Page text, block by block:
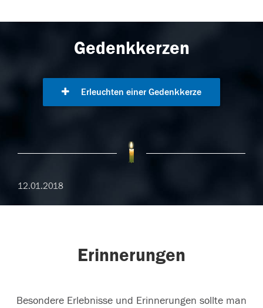
Gedenkkerzen
Erleuchten einer Gedenkkerze
12.01.2018
Erinnerungen
Besondere Erlebnisse und Erinnerungen sollte man